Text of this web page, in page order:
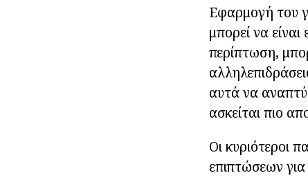
Εφαρμογή του
μπορεί να
περίπτωση,
αυτά να
ασκείται πιο
Οι κυριότεροι
επιπτώσεων